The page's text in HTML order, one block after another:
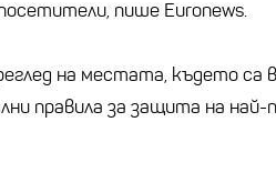
пише Euronews.
на местата, където са
правила за защита на